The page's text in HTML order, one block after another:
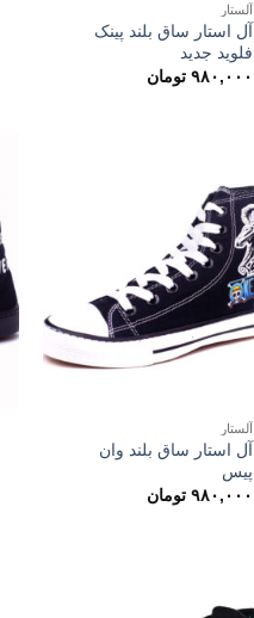
آلستار
آل استار ساق بلند پینک
فلوید جدید
۹۸۰,۰۰۰ تومان
آلستار
آل استار ساق بلند وان
پیس
۹۸۰,۰۰۰ تومان